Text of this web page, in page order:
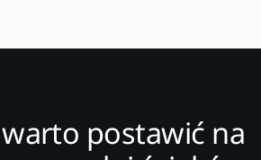
postawić na